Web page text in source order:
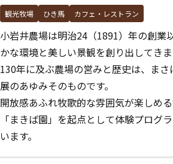
観光牧場 ひき馬 カフェ・レストラン
小岩井農場は明治24（1891）年の創業
かな環境と美しい景観を創り出してきま
130年に及ぶ農場の営みと歴史は、まさ
展のあゆみそのものです。
開放感あふれ牧歌的な雰囲気が楽しめ
「まきば園」を起点として体験プログ
います。